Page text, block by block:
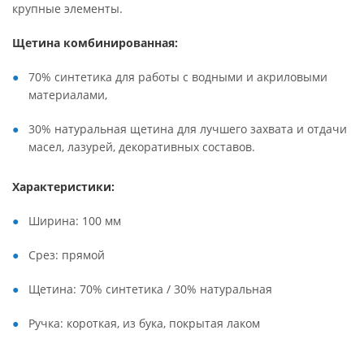
крупные элементы.
Щетина комбинированная:
70% синтетика для работы с водными и акриловыми
материалами,
30% натуральная щетина для лучшего захвата и отдачи
масел, лазурей, декоративных составов.
Характеристики:
Ширина: 100 мм
Срез: прямой
Щетина: 70% синтетика / 30% натуральная
Ручка: короткая, из бука, покрытая лаком